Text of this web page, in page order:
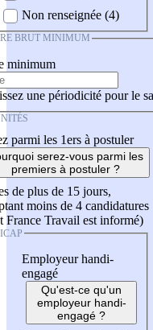
Non renseignée (4)
BRUT MINIMUM
minimum
une périodicité pour le
parmi les 1ers à postuler
serez-vous parmi les
premiers à postuler ?
de plus de 15 jours,
moins de 4 candidatures
France Travail est informé)
Employeur handi-
engagé
Qu'est-ce qu'un
employeur handi-
engagé ?